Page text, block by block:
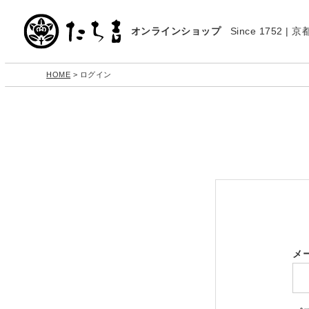
オンラインショップ Since 1752 | 京
HOME ログイン
メ